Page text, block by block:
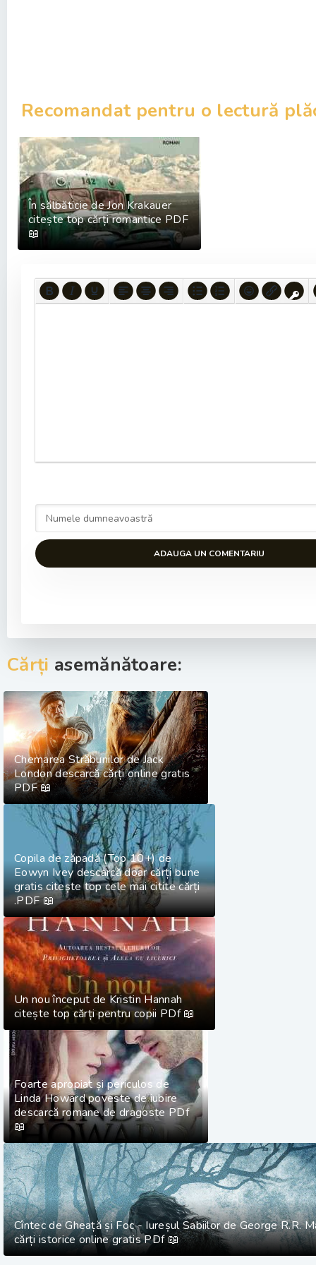
Recomandat pentru o lectură
În sălbăticie de Jon Krakauer
citește top cărți romantice PDF
📖
ADAUGA UN COMENTARIU
Cărți asemănătoare:
Chemarea Străbunilor de Jack
London descarcă cărți online gratis
PDF 📖
Copila de zăpadă (Top 10+) de
Eowyn Ivey descarcă doar cărți bune
gratis citește top cele mai citite cărți
.PDF 📖
Un nou început de Kristin Hannah
citește top cărți pentru copii PDf 📖
Foarte apropiat și periculos de
Linda Howard poveste de iubire
descarcă romane de dragoste PDf
📖
Cîntec de Gheață și Foc - Iureșul Sabiilor de George R.R.
cărți istorice online gratis PDf 📖